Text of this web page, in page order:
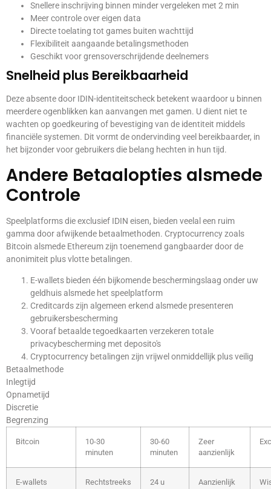
Snellere inschrijving binnen minder vergeleken met 2 min
Meer controle over eigen data
Directe toelating tot games buiten wachttijd
Flexibiliteit aangaande betalingsmethoden
Geschikt voor grensoverschrijdende deelnemers
Snelheid plus Bereikbaarheid
Deze absente door IDIN-identiteitscheck betekent waardoor u binnen
meerdere ogenblikken kan aanvangen met gamen. U dient niet te
wachten op goedkeuring of bevestiging van de identiteit middels
financiële systemen. Dit vormt de ondervinding veel bereikbaarder, in
het bijzonder voor gebruikers die belang hechten in hun tijd.
Andere Betaalopties alsmede
Controle
Speelplatforms die exclusief IDIN eisen, bieden veelal een ruim
gamma door afwijkende betaalmethoden. Cryptocurrency zoals
Bitcoin alsmede Ethereum zijn toenemend gangbaarder door de
anonimiteit plus vlotte betalingen.
E-wallets bieden één bijkomende beschermingslaag onder uw
geldhuis alsmede het speelplatform
Creditcards zijn algemeen erkend alsmede presenteren
gebruikersbescherming
Vooraf betaalde tegoedkaarten verzekeren totale
privacybescherming met deposito's
Cryptocurrency betalingen zijn vrijwel onmiddellijk plus veilig
Betaalmethode
Inlegtijd
Opnametijd
Discretie
Begrenzing
Bitcoin
10-30
minuten
30-60
minuten
Zeer
aanzienlijk
E-wallets Rechtstreeks 24 u Aanzienlijk